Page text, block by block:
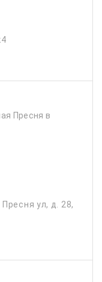
Пресня в
ул, д. 28,